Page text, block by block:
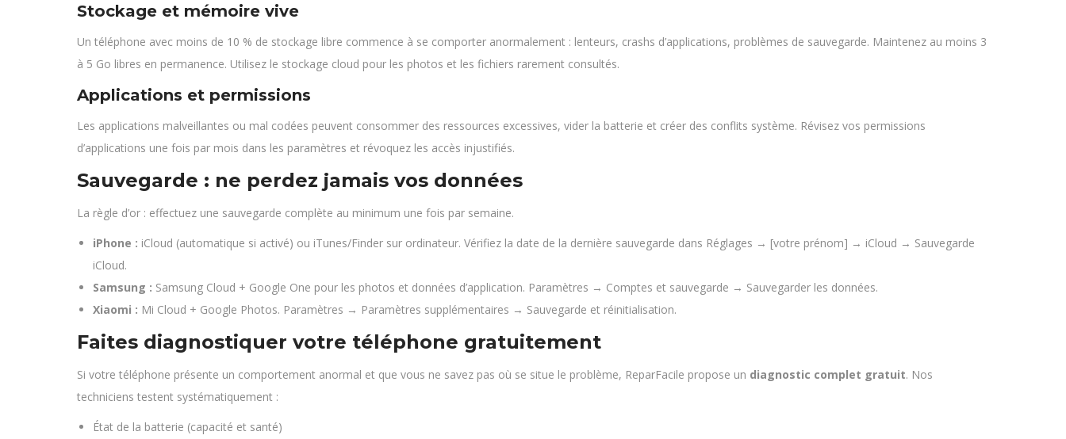
Stockage et mémoire vive
Un téléphone avec moins de 10 % de stockage libre commence à se comporter anormalement : lenteurs, crashs d’applications, problèmes de sauvegarde. Maintenez au moins 3
à 5 Go libres en permanence. Utilisez le stockage cloud pour les photos et les fichiers rarement consultés.
Applications et permissions
Les applications malveillantes ou mal codées peuvent consommer des ressources excessives, vider la batterie et créer des conflits système. Révisez vos permissions
d’applications une fois par mois dans les paramètres et révoquez les accès injustifiés.
Sauvegarde : ne perdez jamais vos données
La règle d’or : effectuez une sauvegarde complète au minimum une fois par semaine.
iPhone : iCloud (automatique si activé) ou iTunes/Finder sur ordinateur. Vérifiez la date de la dernière sauvegarde dans Réglages → [votre prénom] → iCloud → Sauvegarde
iCloud.
Samsung : Samsung Cloud + Google One pour les photos et données d’application. Paramètres → Comptes et sauvegarde → Sauvegarder les données.
Xiaomi : Mi Cloud + Google Photos. Paramètres → Paramètres supplémentaires → Sauvegarde et réinitialisation.
Faites diagnostiquer votre téléphone gratuitement
Si votre téléphone présente un comportement anormal et que vous ne savez pas où se situe le problème, ReparFacile propose un diagnostic complet gratuit. Nos
techniciens testent systématiquement :
État de la batterie (capacité et santé)